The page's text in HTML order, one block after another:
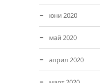
юни 2020
май 2020
април 2020